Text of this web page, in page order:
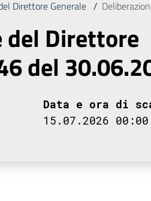
Direttore Generale /
del Direttore
del
Data e ora di
15.07.2026